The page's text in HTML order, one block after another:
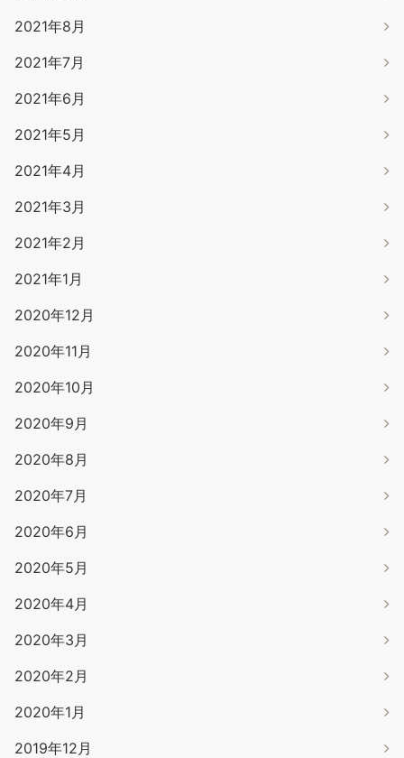
2021年8月
2021年7月
2021年6月
2021年5月
2021年4月
2021年3月
2021年2月
2021年1月
2020年12月
2020年11月
2020年10月
2020年9月
2020年8月
2020年7月
2020年6月
2020年5月
2020年4月
2020年3月
2020年2月
2020年1月
2019年12月